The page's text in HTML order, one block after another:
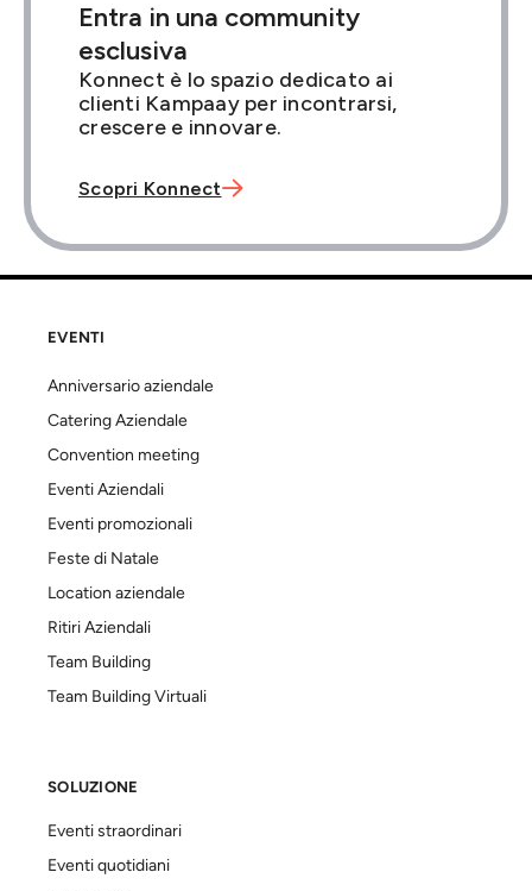
Entra in una community
esclusiva
Konnect è lo spazio dedicato ai
clienti Kampaay per incontrarsi,
crescere e innovare.
Scopri Konnect
EVENTI
Anniversario aziendale
Catering Aziendale
Convention meeting
Eventi Aziendali
Eventi promozionali
Feste di Natale
Location aziendale
Ritiri Aziendali
Team Building
Team Building Virtuali
SOLUZIONE
Eventi straordinari
Eventi quotidiani